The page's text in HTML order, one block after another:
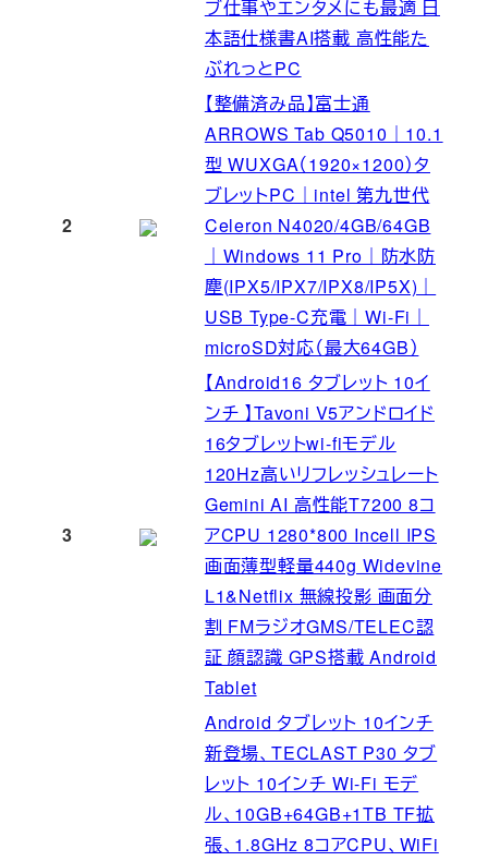
ブ仕事やエンタメにも最適 日
本語仕様書AI搭載 高性能た
ぶれっとPC
2
【整備済み品】富士通
ARROWS Tab Q5010｜10.1
型 WUXGA（1920×1200）タ
ブレットPC｜intel 第九世代
Celeron N4020/4GB/64GB
｜Windows 11 Pro｜防水防
塵(IPX5/IPX7/IPX8/IP5X)｜
USB Type-C充電｜Wi-Fi｜
microSD対応（最大64GB）
3
【Android16 タブレット 10イ
ンチ 】Tavoni V5アンドロイド
16タブレットwi-fiモデル
120Hz高いリフレッシュレート
Gemini AI 高性能T7200 8コ
アCPU 1280*800 Incell IPS
画面薄型軽量440g Widevine
L1&Netflix 無線投影 画面分
割 FMラジオGMS/TELEC認
証 顔認識 GPS搭載 Android
Tablet
Android タブレット 10インチ
新登場、TECLAST P30 タブ
レット 10インチ Wi-Fi モデ
ル、10GB+64GB+1TB TF拡
張、1.8GHz 8コアCPU、WiFi